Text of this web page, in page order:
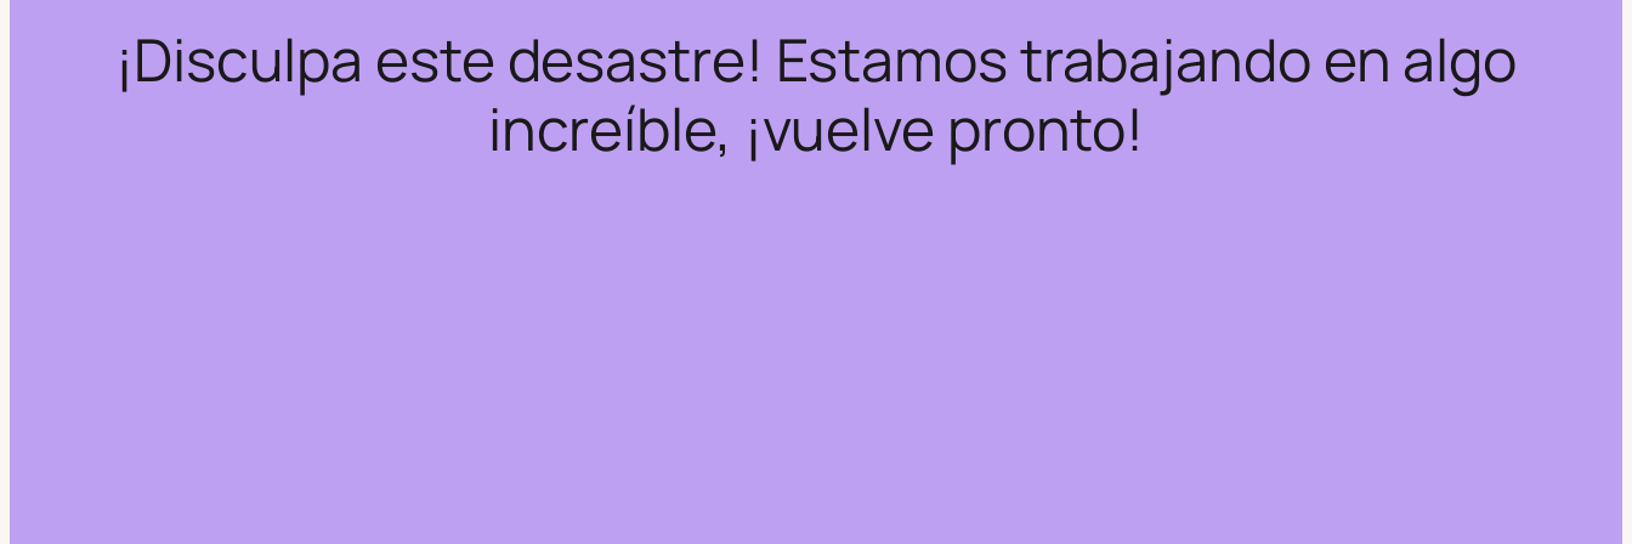
¡Disculpa este desastre! Estamos trabajando en algo
increíble, ¡vuelve pronto!